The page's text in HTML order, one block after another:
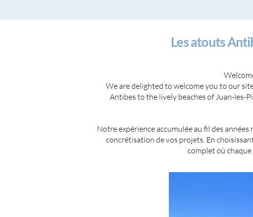
Les atouts
We are delighted to welcome you to our
Antibes to the lively beaches of Juan-les-
Notre expérience accumulée au fil des
concrétisation de vos projets. En
complet où